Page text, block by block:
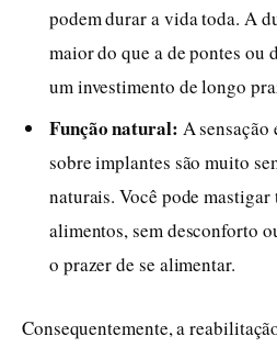
podem durar a vida toda. A
maior do que a de pontes ou
um investimento de longo
Função natural: A sensação
sobre implantes são muito
naturais. Você pode mastigar
alimentos, sem desconforto
o prazer de se alimentar.
Consequentemente, a